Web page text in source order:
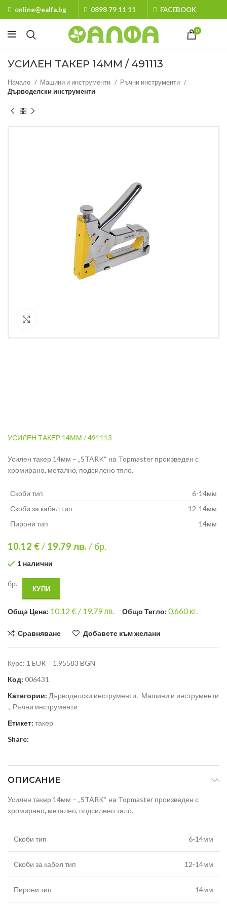
online@ealfa.bg 0898 79 11 11 FACEBOOK
0
УСИЛЕН ТАКЕР 14ММ / 491113
Начало Машини и инструменти
Ръчни инструменти
Дърводелски инструменти
УСИЛЕН ТАКЕР 14ММ / 491113
Усилен такер 14мм – „STARK“ на Topmaster произведен с
хромирано, метално, подсилено тяло.
Скоби тип
6-14мм
Скоби за кабел тип
12-14мм
Пирони тип
14мм
10.12 €/ 19.79 лв./ бр.
1 налични
бр.
КУПИ
Общa Цена: 10.12 € / 19.79 лв. Общо Тегло: 0.660кг.
Сравняване Добавете към желани
Курс: 1 EUR = 1.95583 BGN
Код: 006431
Категории: Дърводелски инструменти, Машини и инструменти
, Ръчни инструменти
Етикет: такер
Share:
ОПИСАНИЕ
Усилен такер 14мм – „STARK“ на Topmaster произведен с
хромирано, метално, подсилено тяло.
Скоби тип 6-14мм
Скоби за кабел тип 12-14мм
Пирони тип 14мм